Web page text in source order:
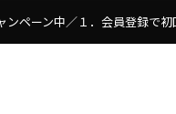
ンペーン中／１．会員登録